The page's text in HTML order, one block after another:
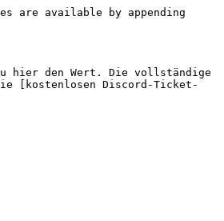
are available by appending
hier den Wert. Die vollständige
[kostenlosen Discord-Ticket-